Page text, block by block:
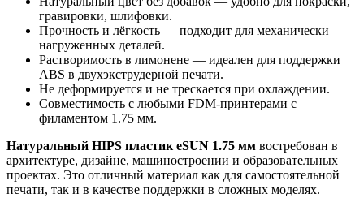
гравировки, шлифовки.
Прочность и лёгкость — подходит для механически
нагруженных деталей.
Растворимость в лимонене — идеален для поддержки
ABS в двухэкструдерной печати.
Не деформируется и не трескается при охлаждении.
Совместимость с любыми FDM-принтерами с
филаментом 1.75 мм.
Натуральный HIPS пластик eSUN 1.75 мм востребован в
архитектуре, дизайне, машиностроении и образовательных
проектах. Это отличный материал как для самостоятельной
печати, так и в качестве поддержки в сложных моделях.